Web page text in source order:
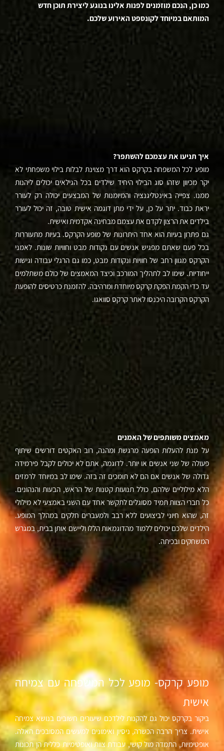
כמו כן, הנכם מוזמנים לפנות אלינו בנוגע ליצירת תוכן חדש
המותאם במיוחד לקונספט האירוע שלכם.
איך תניעו את עצמכם להשתפר?
מופע לכל המשפחה בקרקס הוא דרך מצוינת לבלות בילוי משפחתי לא
יקר מכיוון שזהו סוג הבילוי היחיד שילדים בכל הגילאים יכולים ליהנות
ממנו. צפייה באינטליגנציה והמיומנות של המבצעים יכולה רק לעורר
יראת כבוד. יתר על כן, על ידי מתן דוגמה אישית טובה, זה יכול לעורר
בילדים את הרצון לקדם את עצמם מבחינה אקדמית ואישית.
גם פתרון בעיות הוא אחד היתרונות של מופע הקרקס. בעיות מתעוררות
בכל פעם שאתם מפגיש אנשים עם נקודות מבט וחוויות שונות. לאמני
הקרקס מגוון רחב של חוויות ונקודות מבט, כמו גם הרגלי עבודה וגישות
ייחודיות. שימו לב לתהליך המורכב וכיצד המאמצים של כולם משתלמים
עד כדי הקמת הפקת קרקס מיוחדת ומרהיבה. להזמנת כרטיסים להופעת
הקרקס הקרובה היכנסו לאתר קרקס סוואגו.
מאמצים משותפים של האמנים
על מנת להעלות הופעה מרגשת ומהנה, רוב האקטים דורשים שיתוף
פעולה של שני אנשים או יותר. לדוגמה, אתם לא יכולים לקבל פירמידה
גדולה של אנשים אם הם לא תומכים זה בזה. שימו לב במיוחד לרמזים
הלא מילוליים שלהם, כולל תנועות קטנות של הראש, הבעות והנהונים.
כל חברי הצוות תמיד מסוגלים לתקשר אחד עם השני באמצעי לא מילולי
זה, שהוא חיוני לביצועים ללא רבב ולמעברים חלקים במהלך המופע.
הילדים שלכם יכולים ללמוד מהדוגמאות הללו וליישם אותן בבית, במגרש
המשחקים ובכיתה.
מופע קרקס- מופע לכל המשפחה עם צמיחה
אישית
ביקור בקרקס יכול גם להקנות לילדכם שיעורים חשובים בנושא צמיחה
אישית. צריך הרבה הכשרה, ניסיון ואימונים למעשים המסובכים האלה.
אופטימיות, התמדה מול קושי, עבודת צוות ואופטימיות כללית הן תכונות